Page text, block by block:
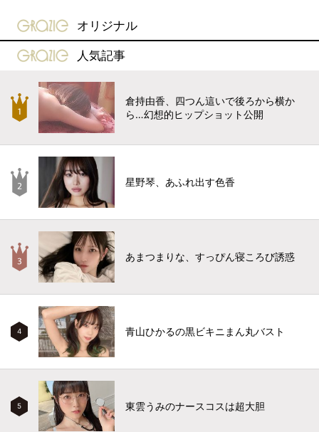
gravure-grazie
オリジナル
gravure-grazie
人気記事
倉持由香、四つん這いで後ろから横か
ら…幻想的ヒップショット公開
星野琴、あふれ出す色香
あまつまりな、すっぴん寝ころび誘惑
4 青山ひかるの黒ビキニまん丸バスト
5 東雲うみのナースコスは超大胆